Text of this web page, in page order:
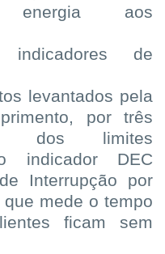
energia aos
indicadores de
levantados pela
por três
dos limites
indicador DEC
Interrupção por
mede o tempo
ficam sem